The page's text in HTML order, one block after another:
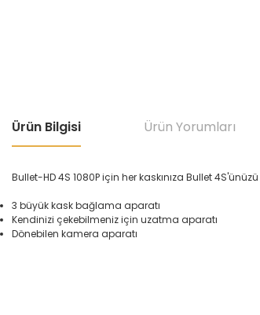
Ürün Bilgisi Ürün Yorumları
Bullet-HD4S 1080Piçin herkaskınıza Bullet4S'ünüzü
3 büyükkaskbağlama aparatı
Kendinizi çekebilmeniz için uzatma aparatı
Dönebilen kamera aparatı